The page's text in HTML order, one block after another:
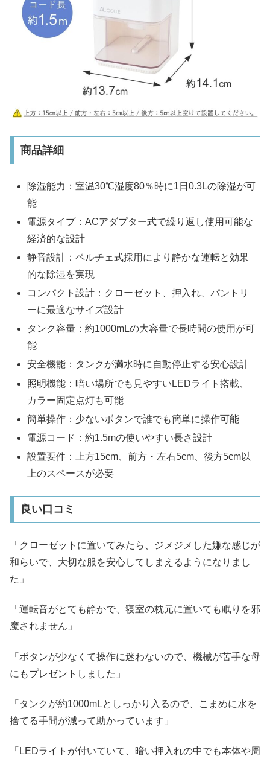
商品詳細
除湿能力：室温30℃湿度80％時に1日0.3Lの除湿が可
能
電源タイプ：ACアダプター式で繰り返し使用可能な
経済的な設計
静音設計：ペルチェ式採用により静かな運転と効果
的な除湿を実現
コンパクト設計：クローゼット、押入れ、パントリ
ーに最適なサイズ設計
タンク容量：約1000mLの大容量で長時間の使用が可
能
安全機能：タンクが満水時に自動停止する安心設計
照明機能：暗い場所でも見やすいLEDライト搭載、
カラー固定点灯も可能
簡単操作：少ないボタンで誰でも簡単に操作可能
電源コード：約1.5mの使いやすい長さ設計
設置要件：上方15cm、前方・左右5cm、後方5cm以
上のスペースが必要
良い口コミ
「クローゼットに置いてみたら、ジメジメした嫌な感じが
和らいで、大切な服を安心してしまえるようになりまし
た」
「運転音がとても静かで、寝室の枕元に置いても眠りを邪
魔されません」
「ボタンが少なくて操作に迷わないので、機械が苦手な母
にもプレゼントしました」
「タンクが約1000mLとしっかり入るので、こまめに水を
捨てる手間が減って助かっています」
「LEDライトが付いていて、暗い押入れの中でも本体や周